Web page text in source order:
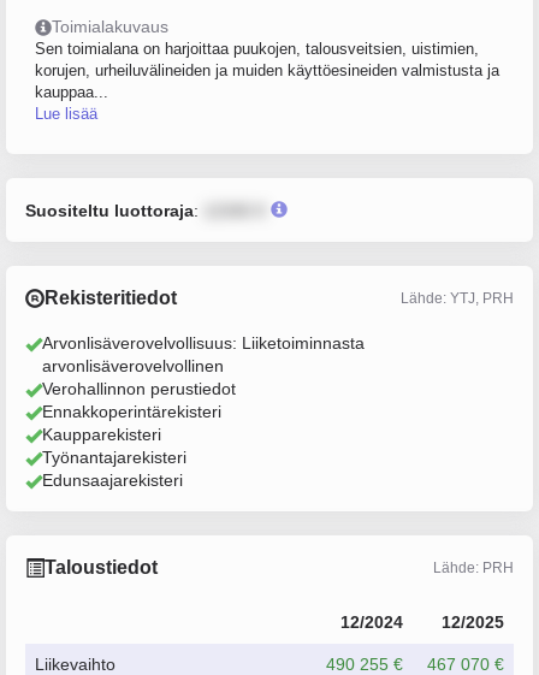
Toimialakuvaus
Sen toimialana on harjoittaa puukojen, talousveitsien, uistimien,
korujen, urheiluvälineiden ja muiden käyttöesineiden valmistusta ja
kauppaa...
Lue lisää
Suositeltu luottoraja:
Rekisteritiedot Lähde: YTJ, PRH
Arvonlisäverovelvollisuus: Liiketoiminnasta
arvonlisäverovelvollinen
Verohallinnon perustiedot
Ennakkoperintärekisteri
Kaupparekisteri
Työnantajarekisteri
Edunsaajarekisteri
Taloustiedot Lähde: PRH
12/2024 12/2025
Liikevaihto 490 255 € 467 070 €